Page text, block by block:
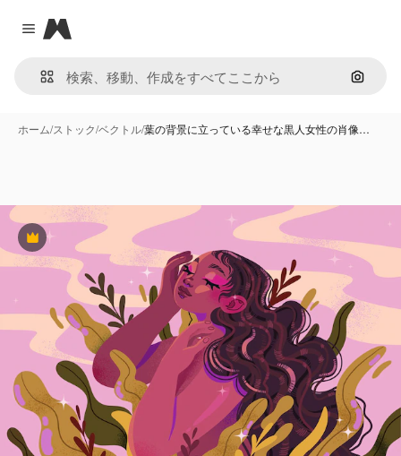
Close menu
Magnific
画像で
ホーム/ストック/ベクトル/葉の背景に立っている幸せな黒人女性の肖像…
Premium